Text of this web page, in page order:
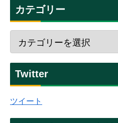
カテゴリー
Twitter
ツイート